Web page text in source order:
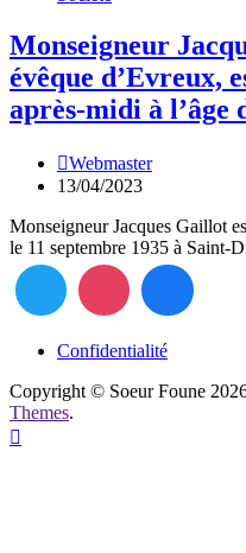
Monseigneur
évêque d’Evreux,
après-midi à l’âge
Webmaster
13/04/2023
Monseigneur Jacques Gaillot
le 11 septembre 1935 à Saint-
Confidentialité
Copyright © Soeur Foune
Themes.